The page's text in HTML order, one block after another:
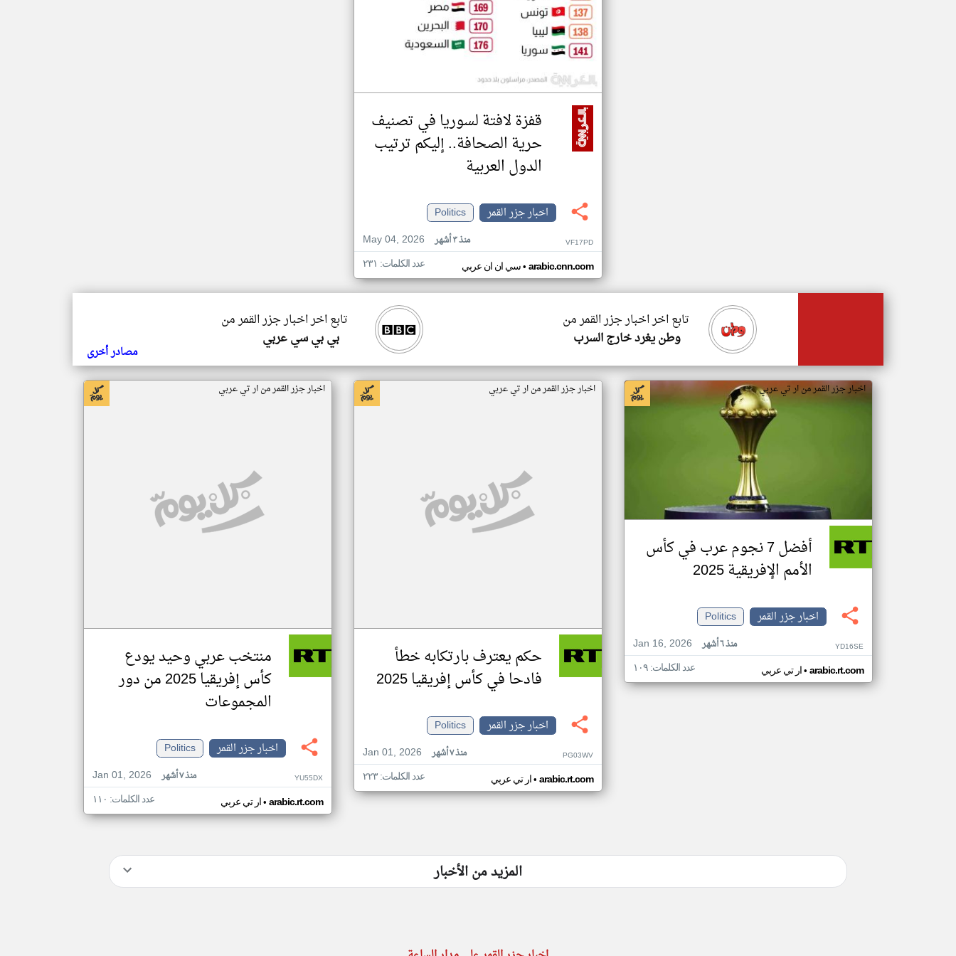
قفزة لافتة لسوريا في تصنيف
حرية الصحافة.. إليكم ترتيب
الدول العربية
اخبار جزر القمر
Politics
May 04, 2026
منذ ٣ أشهر VF17PD
سي ان ان عربي• arabic.cnn.com عدد الكلمات: ٢٣١
تابع اخر اخبار جزر القمر من
بي بي سي عربي
تابع اخر اخبار جزر القمر من
وطن يغرد خارج السرب
مصادر أخرى
اخبار جزر القمر من ار تي عربي
أفضل 7 نجوم عرب في كأس
الأمم الإفريقية 2025
اخبار جزر القمر
Politics
Jan 16, 2026
منذ ٦ أشهر YD16SE
ار تي عربي• arabic.rt.com عدد الكلمات: ١٠٩
اخبار جزر القمر من ار تي عربي
حكم يعترف بارتكابه خطأ
فادحا في كأس إفريقيا 2025
اخبار جزر القمر
Politics
Jan 01, 2026
منذ ٧ أشهر PG03WV
ار تي عربي• arabic.rt.com عدد الكلمات: ٢٢٣
اخبار جزر القمر من ار تي عربي
منتخب عربي وحيد يودع
كأس إفريقيا 2025 من دور
المجموعات
اخبار جزر القمر
Politics
Jan 01, 2026
منذ ٧ أشهر YU55DX
ار تي عربي• arabic.rt.com عدد الكلمات: ١١٠
المزيد من الأخبار